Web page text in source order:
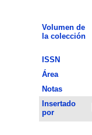
Volumen de
la colección
ISSN
Área
Notas
Insertado
por